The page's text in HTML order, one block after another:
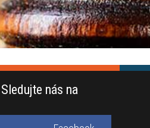
Sledujte nás na